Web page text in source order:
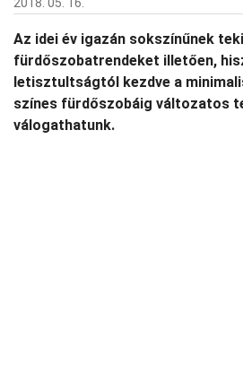
Az idei év igazán sokszínűnek
fürdőszobatrendeket illetően,
letisztultságtól kezdve a
színes fürdőszobáig változatos
válogathatunk.